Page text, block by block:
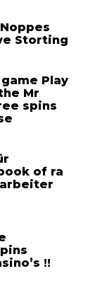
Storting
Play
Mr
spins
of ra
!!